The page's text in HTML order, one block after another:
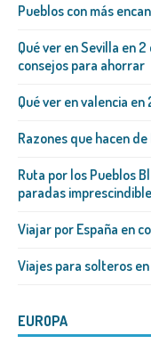
Pueblos con más
Qué ver en Sevilla en
consejos para ahorrar
Qué ver en valencia en
Razones que hacen
Ruta por los Pueblos
paradas
Viajar por España en
Viajes para solteros
EUROPA